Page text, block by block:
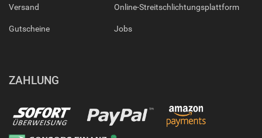
Versand
Gutscheine
Online-Streitschlichtungsplattform
Jobs
ZAHLUNG